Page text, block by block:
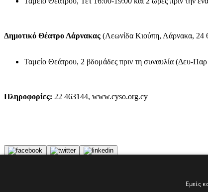
Δημοτικό Θέατρο Λάρνακας (Λεωνίδα Κιούπη, Λάρνακα, 24
Ταμείο Θεάτρου, 2 βδομάδες πριν τη συναυλία (Δευ-
Πληροφορίες: 22 463144, www.cyso.org.cy
Εμείς